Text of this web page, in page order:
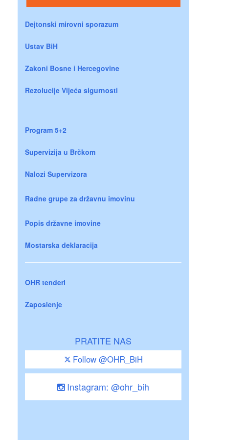
Dejtonski mirovni sporazum
Ustav BiH
Zakoni Bosne i Hercegovine
Rezolucije Vijeća sigurnosti
Program 5+2
Supervizija u Brčkom
Nalozi Supervizora
Radne grupe za državnu imovinu
Popis državne imovine
Mostarska deklaracija
OHR tenderi
Zaposlenje
PRATITE NAS
Follow @OHR_BiH
Instagram: @ohr_bih